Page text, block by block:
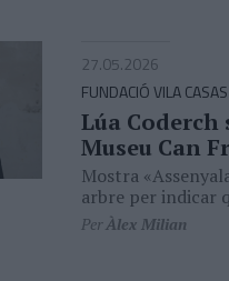
27.05.2026
FUNDACIÓ VILA CASAS
Lúa Coderch
Museu Can
Mostra
arbre per indicar
PerÀlex Milian